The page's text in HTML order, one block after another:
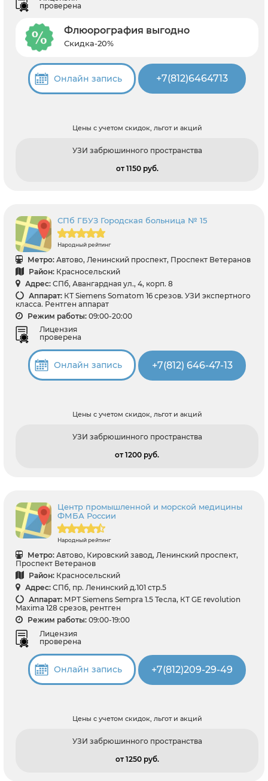
проверена
Флюорография выгодно
Скидка-20%
Онлайн запись +7(812)6464713
Цены с учетом скидок, льгот и акций
УЗИ забрюшинного пространства
от 1150 pуб.
СПб ГБУЗ Городская больница № 15
Народный рейтинг
Метро: Автово, Ленинский проспект, Проспект Ветеранов
Район: Красносельский
Адрес: СПб, Авангардная ул., 4, корп. 8
Аппарат: КТ Siemens Somatom 16 срезов. УЗИ экспертного
класса. Рентген аппарат
Режим работы: 09:00-20:00
Лицензия
проверена
Онлайн запись +7(812) 646-47-13
Цены с учетом скидок, льгот и акций
УЗИ забрюшинного пространства
от 1200 pуб.
Центр промышленной и морской медицины
ФМБА России
Народный рейтинг
Метро: Автово, Кировский завод, Ленинский проспект,
Проспект Ветеранов
Район: Красносельский
Адрес: СПб, пр. Ленинский д.101 стр.5
Аппарат: МРТ Siemens Sempra 1.5 Тесла, КТ GE revolution
Maxima 128 срезов, рентген
Режим работы: 09:00-19:00
Лицензия
проверена
Онлайн запись +7(812)209-29-49
Цены с учетом скидок, льгот и акций
УЗИ забрюшинного пространства
от 1250 pуб.